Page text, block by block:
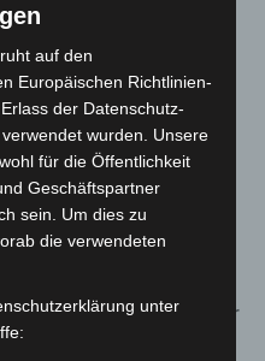
Open Air 2026:
Oper im Maschpark
Langenhagen 2026:
und Rettung
setzt Gaming-Koffer
ein
auf den
Europäischen Richtlinien-
der Datenschutz-
wurden. Unsere
für die Öffentlichkeit
Geschäftspartner
sein. Um dies zu
die verwendeten
unter